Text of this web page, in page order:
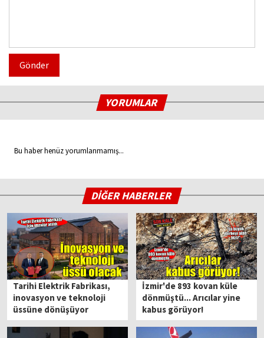
Gönder
YORUMLAR
Bu haber henüz yorumlanmamış...
DİĞER HABERLER
Tarihi Elektrik Fabrikası,
inovasyon ve teknoloji
üssüne dönüşüyor
İzmir'de 893 kovan küle
dönmüştü... Arıcılar yine
kabus görüyor!